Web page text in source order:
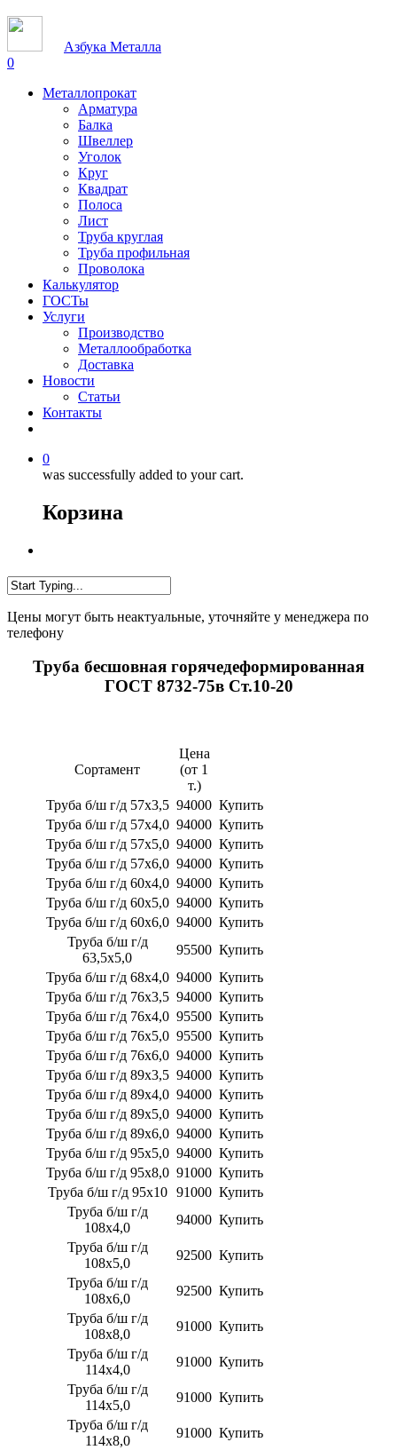
Азбука Металла
0
Металлопрокат
Арматура
Балка
Швеллер
Уголок
Круг
Квадрат
Полоса
Лист
Труба круглая
Труба профильная
Проволока
Калькулятор
ГОСТы
Услуги
Производство
Металлообработка
Доставка
Новости
Статьи
Контакты
0
was successfully added to your cart.
Корзина
Цены могут быть неактуальные, уточняйте у менеджера по
телефону
Труба бесшовная горячедеформированная
ГОСТ 8732-75в Ст.10-20
Сортамент
Цена
(от 1
т.)
Труба б/ш г/д 57х3,5 94000 Купить
Труба б/ш г/д 57х4,0 94000 Купить
Труба б/ш г/д 57х5,0 94000 Купить
​​​​​​​Труба б/ш г/д 57х6,0 94000 Купить
​​​​​​​Труба б/ш г/д 60х4,0 94000 Купить
​​​​​​​Труба б/ш г/д 60х5,0 94000 Купить
​​​​​​​Труба б/ш г/д 60х6,0 94000 Купить
​​​​​​​Труба б/ш г/д
63,5х5,0
95500 Купить
​​​​​​​Труба б/ш г/д 68х4,0 94000 Купить
​​​​​​​Труба б/ш г/д 76х3,5 94000 Купить
​​​​​​​Труба б/ш г/д 76х4,0 95500 Купить
​​​​​​​Труба б/ш г/д 76х5,0 95500 Купить
​​​​​​​Труба б/ш г/д 76х6,0 94000 Купить
​​​​​​​Труба б/ш г/д 89х3,5 94000 Купить
​​​​​​​Труба б/ш г/д 89х4,0 94000 Купить
​​​​​​​Труба б/ш г/д 89х5,0 94000 Купить
​​​​​​​Труба б/ш г/д 89х6,0 94000 Купить
​​​​​​​Труба б/ш г/д 95х5,0 94000 Купить
​​​​​​​Труба б/ш г/д 95х8,0 91000 Купить
​​​​​​​Труба б/ш г/д 95х10
91000 Купить
​​​​​​​Труба б/ш г/д
108х4,0
94000 Купить
​​​​​​​Труба б/ш г/д
108х5,0
92500 Купить
​​​​​​​Труба б/ш г/д
108х6,0
92500 Купить
​​​​​​​Труба б/ш г/д
108х8,0
91000 Купить
​​​​​​​Труба б/ш г/д
114х4,0
91000 Купить
​​​​​​​Труба б/ш г/д
114х5,0
91000 Купить
​​​​​​​Труба б/ш г/д
114х8,0
91000 Купить